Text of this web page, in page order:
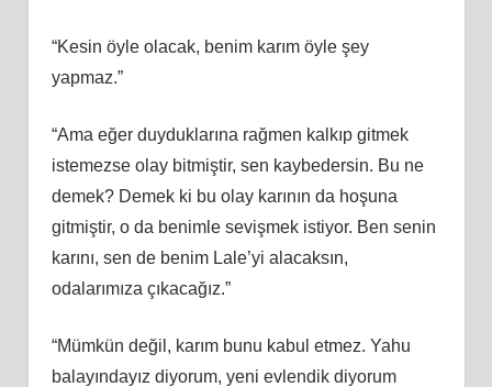
“Kesin öyle olacak, benim karım öyle şey
yapmaz.”
“Ama eğer duyduklarına rağmen kalkıp gitmek
istemezse olay bitmiştir, sen kaybedersin. Bu ne
demek? Demek ki bu olay karının da hoşuna
gitmiştir, o da benimle sevişmek istiyor. Ben senin
karını, sen de benim Lale’yi alacaksın,
odalarımıza çıkacağız.”
“Mümkün değil, karım bunu kabul etmez. Yahu
balayındayız diyorum, yeni evlendik diyorum